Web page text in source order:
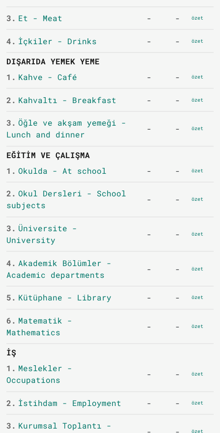
3. Et - Meat - - özet
4. İçkiler - Drinks - - özet
DIŞARIDA YEMEK YEME
1. Kahve - Café - - özet
2. Kahvaltı - Breakfast - - özet
3. Öğle ve akşam yemeği -
Lunch and dinner
- - özet
EĞITIM VE ÇALIŞMA
1. Okulda - At school - - özet
2. Okul Dersleri - School
subjects
- - özet
3. Üniversite -
University
- - özet
4. Akademik Bölümler -
Academic departments
- - özet
5. Kütüphane - Library - - özet
6. Matematik -
Mathematics
- - özet
İŞ
1. Meslekler -
Occupations
- - özet
2. İstihdam - Employment - - özet
3. Kurumsal Toplantı -
özet